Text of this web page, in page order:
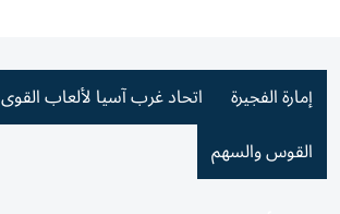
إمارة الفجيرة
اتحاد غرب آسيا لألعاب القوى
القوس والسهم